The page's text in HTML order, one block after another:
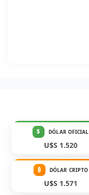
$ DÓLAR OFICIAL
U$S 1.520
₿ DÓLAR CRIPTO
U$S 1.571